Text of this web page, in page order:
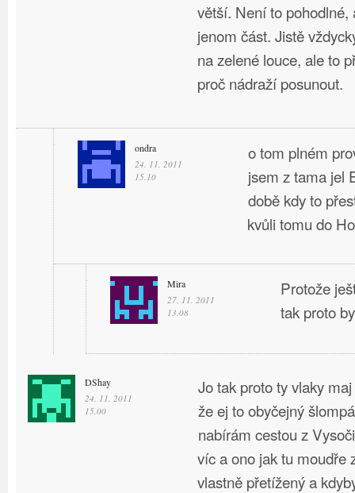
větší. Není to pohodlné,
jenom část. Jistě
na zelené louce, ale to
proč nádraží posunout.
ondra
24. 11. 2011
15.10
o tom plném
jsem z tama jel
době kdy to
kvůli tomu do
Mira
27. 11. 2011
13.08
Protože
tak proto
DShay
24. 11. 2011
15.00
Jo tak proto ty vlaky
že ej to obyčejný
nabírám cestou z
víc a ono jak tu moudře
vlastně přetížený a